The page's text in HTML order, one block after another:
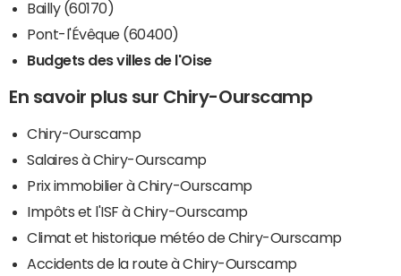
Bailly (60170)
Pont-l'Évêque (60400)
Budgets des villes de l'Oise
En savoir plus sur Chiry-Ourscamp
Chiry-Ourscamp
Salaires à Chiry-Ourscamp
Prix immobilier à Chiry-Ourscamp
Impôts et l'ISF à Chiry-Ourscamp
Climat et historique météo de Chiry-Ourscamp
Accidents de la route à Chiry-Ourscamp